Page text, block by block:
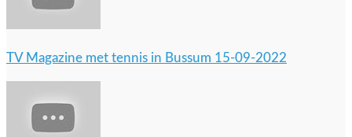
TV Magazine met tennis in Bussum 15-09-2022